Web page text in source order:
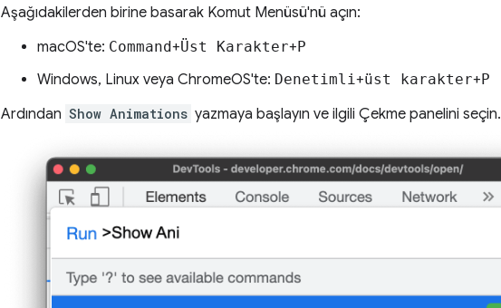
Aşağıdakilerden birine basarak Komut Menüsü'nü açın:
macOS'te: Command+Üst Karakter+P
Windows, Linux veya ChromeOS'te: Denetimli +üst karakter+P
Ardından Show Animations yazmaya başlayın ve ilgili Çekme panelini seçin.